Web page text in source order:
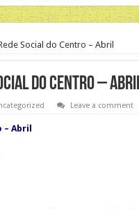
Social do Centro – Abril
do Centro –
Leave a comment
– Abril